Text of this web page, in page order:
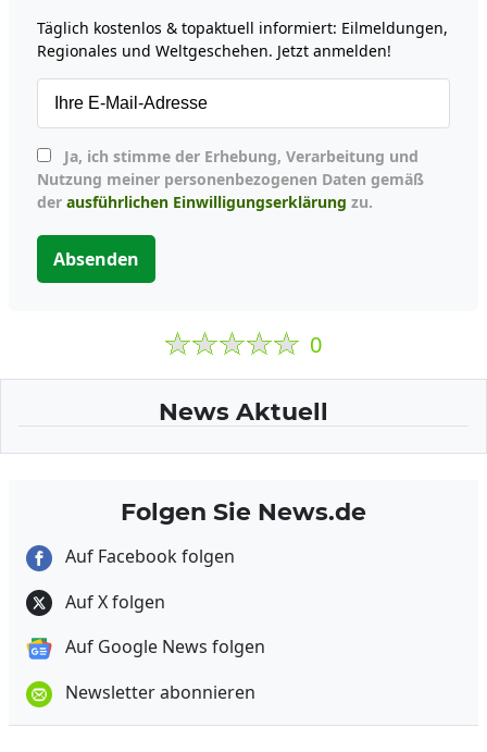
Täglich kostenlos & topaktuell informiert: Eilmeldungen,
Regionales und Weltgeschehen. Jetzt anmelden!
Nutzung meiner personenbezogenen Daten gemäß
der ausführlichen Einwilligungserklärung zu.
Absenden
0
News Aktuell
Folgen Sie News.de
Auf Facebook folgen
Auf X folgen
Auf Google News folgen
Newsletter abonnieren